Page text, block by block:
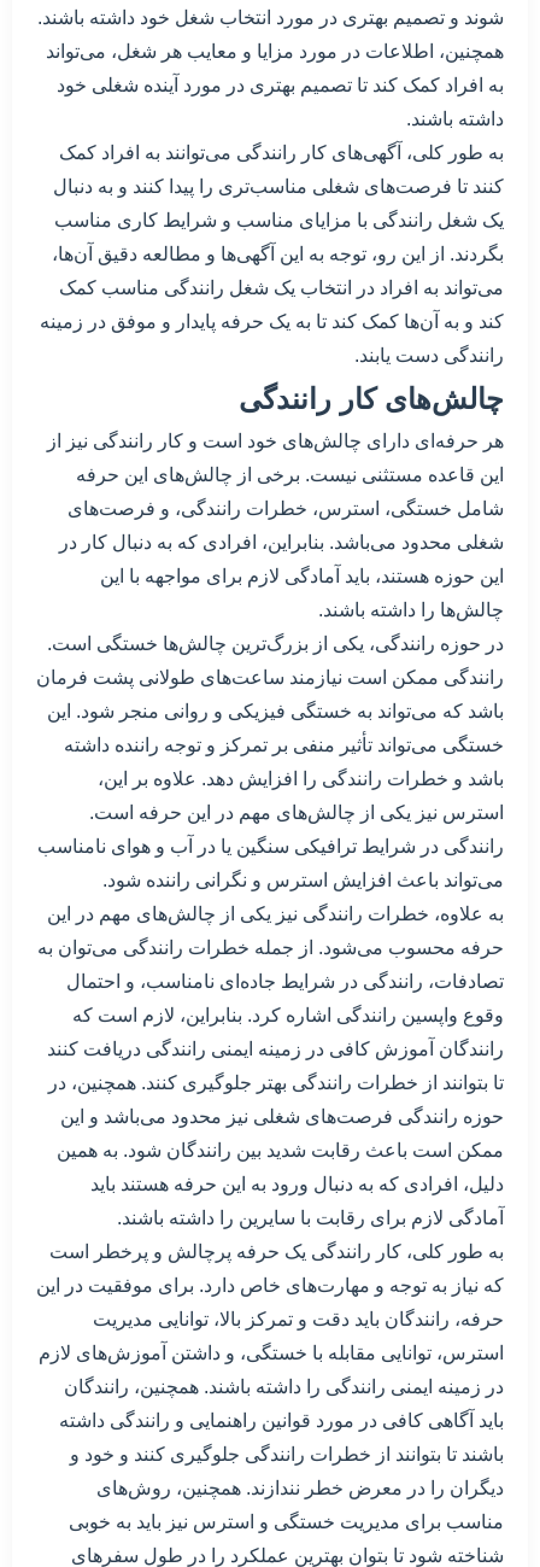
شوند و تصمیم بهتری در مورد انتخاب شغل خود داشته باشند.
همچنین، اطلاعات در مورد مزایا و معایب هر شغل، می‌تواند
به افراد کمک کند تا تصمیم بهتری در مورد آینده شغلی خود
داشته باشند.
به طور کلی، آگهی‌های کار رانندگی می‌توانند به افراد کمک
کنند تا فرصت‌های شغلی مناسب‌تری را پیدا کنند و به دنبال
یک شغل رانندگی با مزایای مناسب و شرایط کاری مناسب
بگردند. از این رو، توجه به این آگهی‌ها و مطالعه دقیق آن‌ها،
می‌تواند به افراد در انتخاب یک شغل رانندگی مناسب کمک
کند و به آن‌ها کمک کند تا به یک حرفه پایدار و موفق در زمینه
رانندگی دست یابند.
چالش‌های کار رانندگی
هر حرفه‌ای دارای چالش‌های خود است و کار رانندگی نیز از
این قاعده مستثنی نیست. برخی از چالش‌های این حرفه
شامل خستگی، استرس، خطرات رانندگی، و فرصت‌های
شغلی محدود می‌باشد. بنابراین، افرادی که به دنبال کار در
این حوزه هستند، باید آمادگی لازم برای مواجهه با این
چالش‌ها را داشته باشند.
در حوزه رانندگی، یکی از بزرگ‌ترین چالش‌ها خستگی است.
رانندگی ممکن است نیازمند ساعت‌های طولانی پشت فرمان
باشد که می‌تواند به خستگی فیزیکی و روانی منجر شود. این
خستگی می‌تواند تأثیر منفی بر تمرکز و توجه راننده داشته
باشد و خطرات رانندگی را افزایش دهد. علاوه بر این،
استرس نیز یکی از چالش‌های مهم در این حرفه است.
رانندگی در شرایط ترافیکی سنگین یا در آب و هوای نامناسب
می‌تواند باعث افزایش استرس و نگرانی راننده شود.
به علاوه، خطرات رانندگی نیز یکی از چالش‌های مهم در این
حرفه محسوب می‌شود. از جمله خطرات رانندگی می‌توان به
تصادفات، رانندگی در شرایط جاده‌ای نامناسب، و احتمال
وقوع واپسین رانندگی اشاره کرد. بنابراین، لازم است که
رانندگان آموزش کافی در زمینه ایمنی رانندگی دریافت کنند
تا بتوانند از خطرات رانندگی بهتر جلوگیری کنند. همچنین، در
حوزه رانندگی فرصت‌های شغلی نیز محدود می‌باشد و این
ممکن است باعث رقابت شدید بین رانندگان شود. به همین
دلیل، افرادی که به دنبال ورود به این حرفه هستند باید
آمادگی لازم برای رقابت با سایرین را داشته باشند.
به طور کلی، کار رانندگی یک حرفه پرچالش و پرخطر است
که نیاز به توجه و مهارت‌های خاص دارد. برای موفقیت در این
حرفه، رانندگان باید دقت و تمرکز بالا، توانایی مدیریت
استرس، توانایی مقابله با خستگی، و داشتن آموزش‌های لازم
در زمینه ایمنی رانندگی را داشته باشند. همچنین، رانندگان
باید آگاهی کافی در مورد قوانین راهنمایی و رانندگی داشته
باشند تا بتوانند از خطرات رانندگی جلوگیری کنند و خود و
دیگران را در معرض خطر نندازند. همچنین، روش‌های
مناسب برای مدیریت خستگی و استرس نیز باید به خوبی
شناخته شود تا بتوان بهترین عملکرد را در طول سفرهای